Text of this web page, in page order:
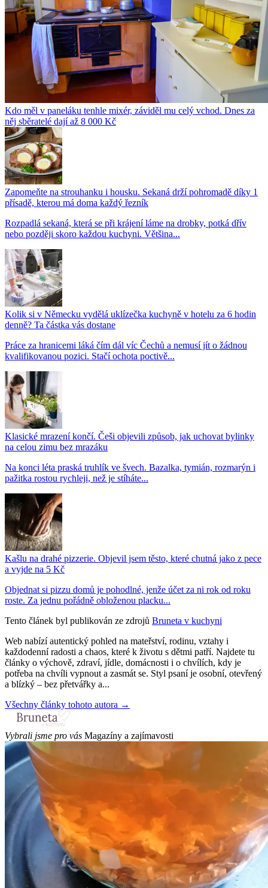
Kdo měl v paneláku tenhle mixér, záviděl mu celý vchod. Dnes za
něj sběratelé dají až 8 000 Kč
Zapomeňte na strouhanku i housku. Sekaná drží pohromadě díky 1
přísadě, kterou má doma každý řezník
Rozpadlá sekaná, která se při krájení láme na drobky, potká dřív
nebo později skoro každou kuchyni. Většina...
Kolik si v Německu vydělá uklízečka kuchyně v hotelu za 6 hodin
denně? Ta částka vás dostane
Práce za hranicemi láká čím dál víc Čechů a nemusí jít o žádnou
kvalifikovanou pozici. Stačí ochota poctivě...
Klasické mrazení končí. Češi objevili způsob, jak uchovat bylinky
na celou zimu bez mrazáku
Na konci léta praská truhlík ve švech. Bazalka, tymián, rozmarýn i
pažitka rostou rychleji, než je stíháte...
Kašlu na drahé pizzerie. Objevil jsem těsto, které chutná jako z pece
a vyjde na 5 Kč
Objednat si pizzu domů je pohodlné, jenže účet za ni rok od roku
roste. Za jednu pořádně obloženou placku...
Tento článek byl publikován ze zdrojů Bruneta v kuchyni
Web nabízí autentický pohled na mateřství, rodinu, vztahy i
každodenní radosti a chaos, které k životu s dětmi patří. Najdete tu
články o výchově, zdraví, jídle, domácnosti i o chvílích, kdy je
potřeba na chvíli vypnout a zasmát se. Styl psaní je osobní, otevřený
a blízký – bez přetvářky a...
Všechny články tohoto autora →
Vybrali jsme pro vás Magazíny a zajímavosti